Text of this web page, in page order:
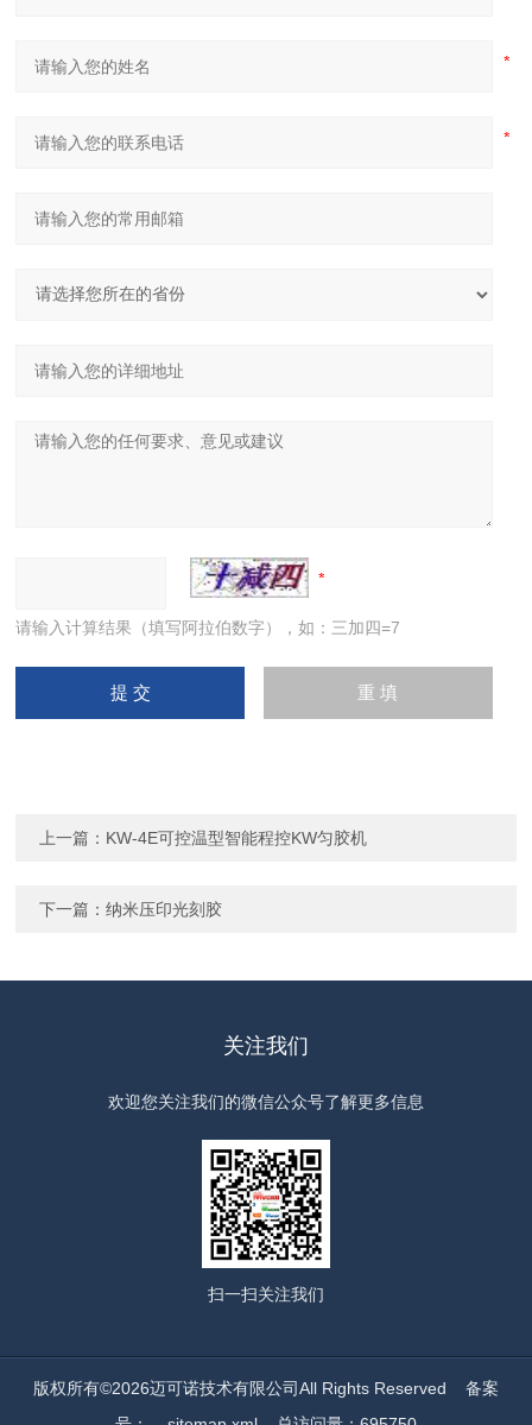
请输入计算结果（填写阿拉伯数字），如：三加四=7
上一篇： KW-4E可控温型智能程控KW匀胶机
下一篇：纳米压印光刻胶
关注我们
欢迎您关注我们的微信公众号了解更多信息
扫一扫关注我们
版权所有©2026迈可诺技术有限公司All Rights Reserved 备案